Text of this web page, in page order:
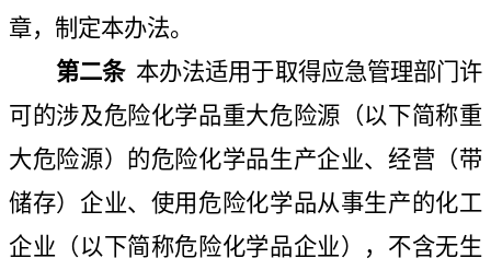
章，制定本办法。
第二条 本办法适用于取得应急管理部门许
可的涉及危险化学品重大危险源（以下简称重
大危险源）的危险化学品生产企业、经营（带
储存）企业、使用危险化学品从事生产的化工
企业（以下简称危险化学品企业），不含无生